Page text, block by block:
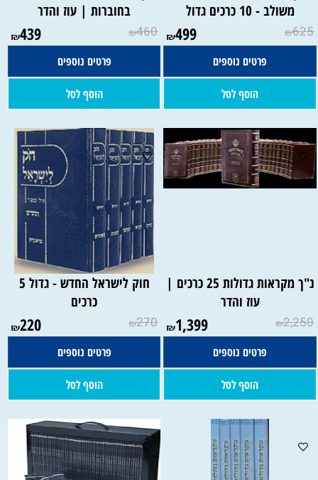
משולב - 10 כרכים גדול
₪625
₪499
פרטים נוספים
הוסף לסל
בחוברות | עוז והדר
₪460
₪439
פרטים נוספים
הוסף לסל
נ"ך מקראות גדולות 25 כרכים |
עוז והדר
₪2,250
₪1,399
פרטים נוספים
הוסף לסל
חוק לישראל החדש - גדול 5
כרכים
₪270
₪220
פרטים נוספים
הוסף לסל